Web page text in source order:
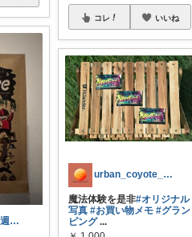
たまもよ@毎週登山⛰
コレ いいね
urban_coyote_camp
魔法体験を是非#オリジナル
写真 #お買い物メモ #グラン
ピング ...